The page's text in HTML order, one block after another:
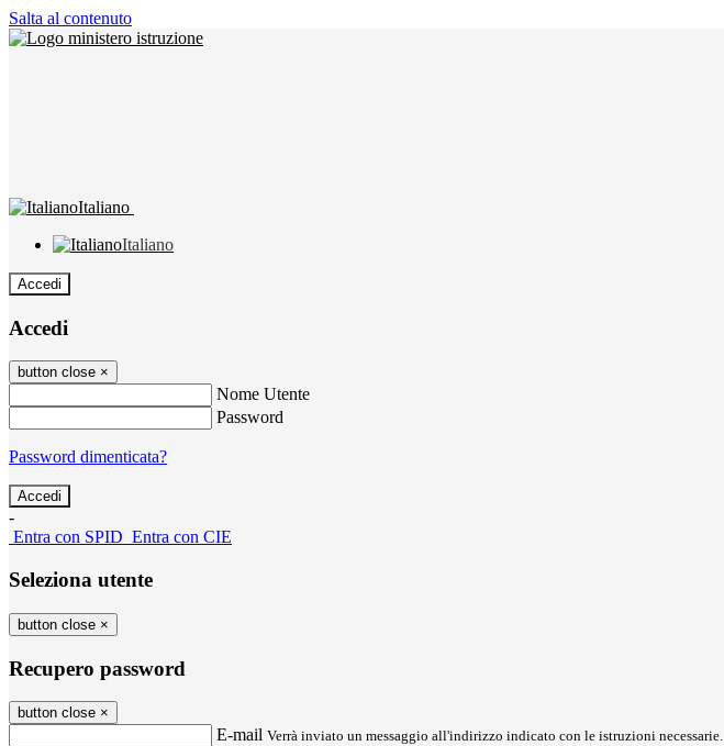
Salta al contenuto
Italiano
Italiano
Accedi
Accedi
button close ×
Nome Utente
Password
Password dimenticata?
-
Entra con SPID Entra con CIE
Seleziona utente
button close ×
Recupero password
button close ×
E-mail Verrà inviato un messaggio all'indirizzo indicato con le istruzioni necessarie.